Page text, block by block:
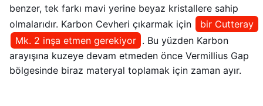
benzer, tek farkı mavi yerine beyaz kristallere sahip
olmalarıdır. Karbon Cevheri çıkarmak için
bir Cutteray
Mk. 2 inşa etmen gerekiyor . Bu yüzden Karbon
arayışına kuzeye devam etmeden önce Vermillius Gap
bölgesinde biraz materyal toplamak için zaman ayır.